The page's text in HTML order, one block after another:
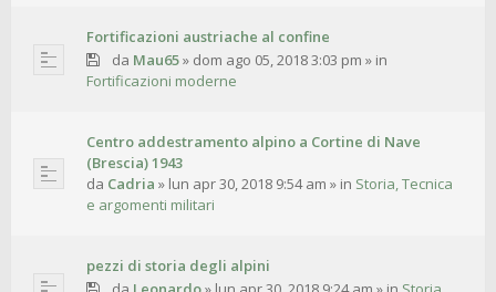
Fortificazioni austriache al confine
da Mau65» dom ago 05, 2018 3:03 pm » in
Fortificazioni moderne
Centro addestramento alpino a Cortine di Nave
(Brescia) 1943
da Cadria » lun apr 30, 2018 9:54 am » in Storia, Tecnica
e argomenti militari
pezzi di storia degli alpini